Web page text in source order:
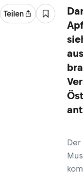
Teilen
Der